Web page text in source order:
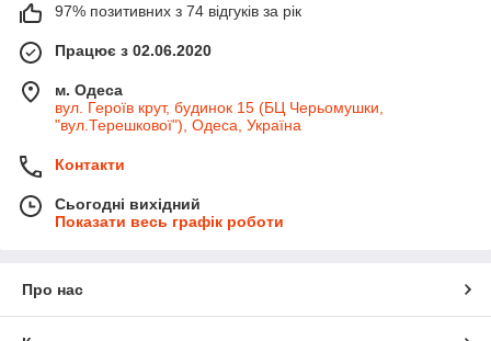
97% позитивних з 74 відгуків за рік
Працює з 02.06.2020
м. Одеса
вул. Героїв крут, будинок 15 (БЦ Черьомушки,
"вул.Терешкової"), Одеса, Україна
Контакти
Сьогодні вихідний
Показати весь графік роботи
Про нас